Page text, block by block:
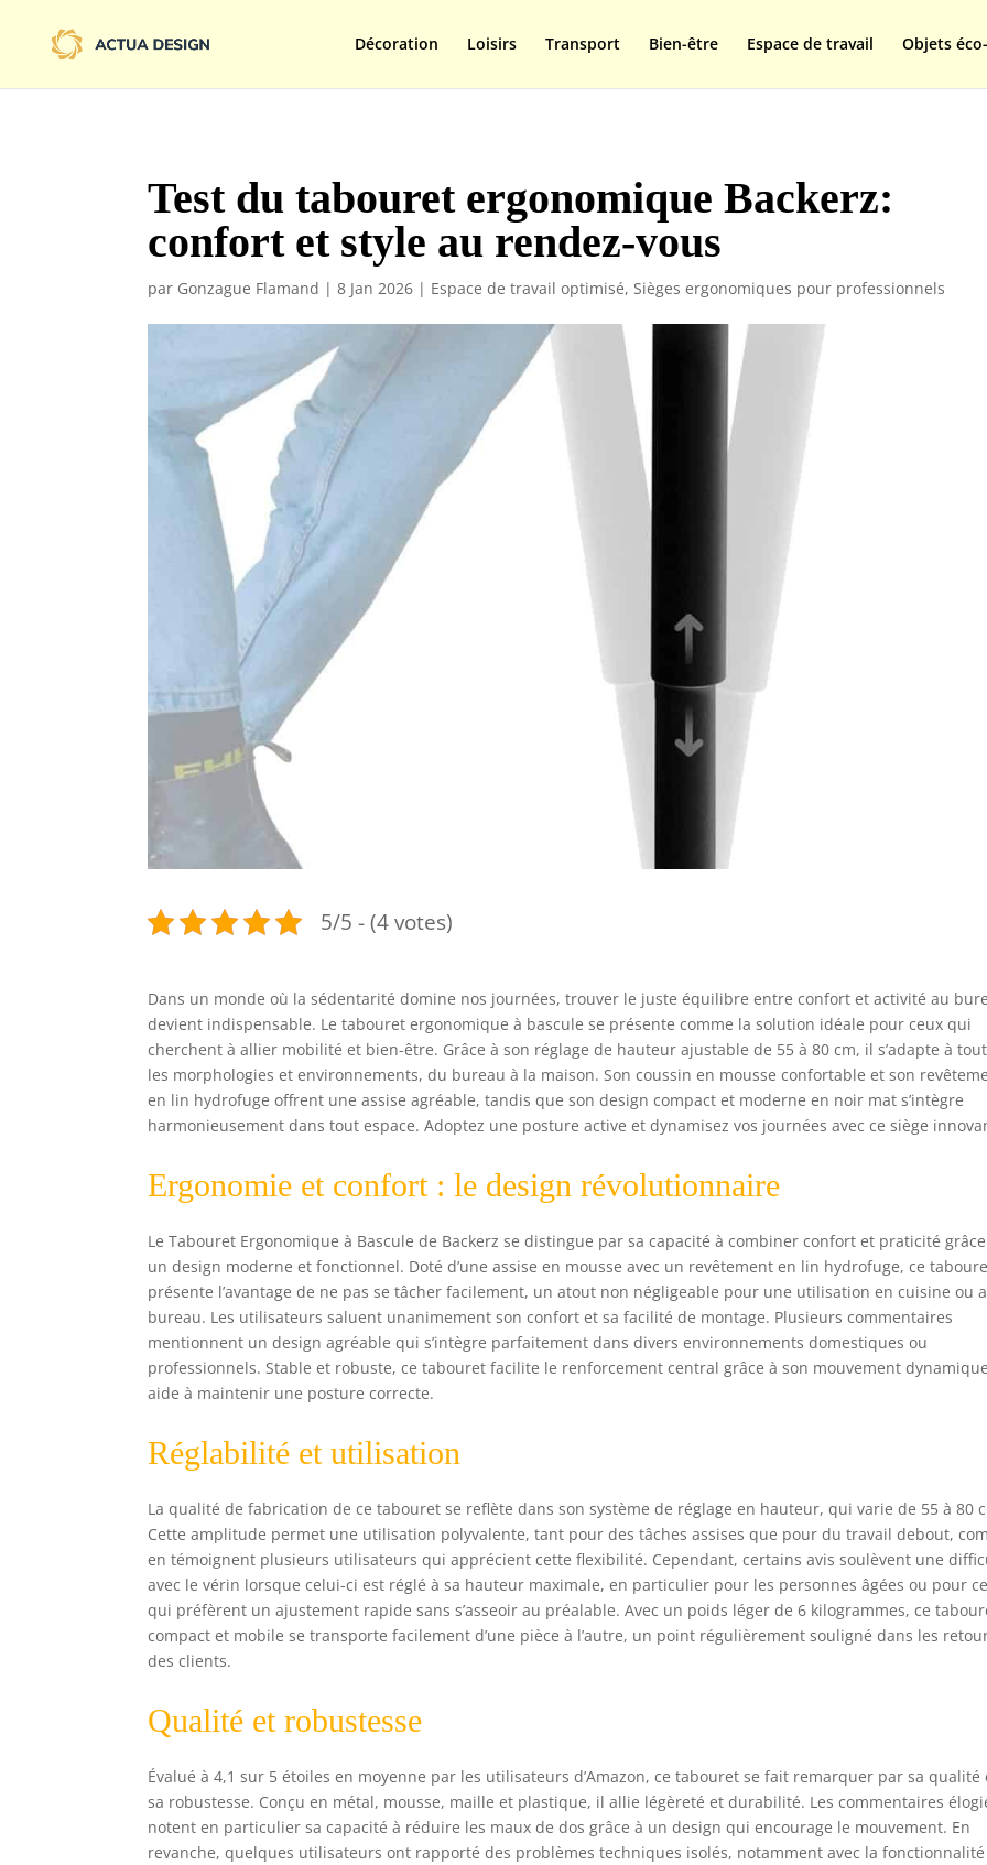
Décoration
Loisirs Transport Bien-être Espace de travail Objets
Test du tabouret ergonomique Backerz:
confort et style au rendez-vous
par Gonzague Flamand |8 Jan 2026 | Espace de travail optimisé,Sièges ergonomiques pour professionnels
5/5 - (4 votes)
Dans un monde où la sédentarité domine nos journées, trouver le juste équilibre entre confort et activité au
devient indispensable. Le tabouret ergonomique à bascule se présente comme la solution idéale pour ceux qui
cherchent à allier mobilité et bien-être. Grâce à son réglage de hauteur ajustable de 55 à 80 cm, il s’adapte à
les morphologies et environnements, du bureau à la maison. Son coussin en mousse confortable et son
en lin hydrofuge offrent une assise agréable, tandis que son design compact et moderne en noir mat s’intègre
harmonieusement dans tout espace. Adoptez une posture active et dynamisez vos journées avec ce siège
Ergonomie et confort : le design révolutionnaire
Le Tabouret Ergonomique à Bascule de Backerz se distingue par sa capacité à combiner confort et praticité
un design moderne et fonctionnel. Doté d’une assise en mousse avec un revêtement en lin hydrofuge, ce
présente l’avantage de ne pas se tâcher facilement, un atout non négligeable pour une utilisation en cuisine ou
bureau. Les utilisateurs saluent unanimement son confort et sa facilité de montage. Plusieurs commentaires
mentionnent un design agréable qui s’intègre parfaitement dans divers environnements domestiques ou
professionnels. Stable et robuste, ce tabouret facilite le renforcement central grâce à son mouvement
aide à maintenir une posture correcte.
Réglabilité et utilisation
La qualité de fabrication de ce tabouret se reflète dans son système de réglage en hauteur, qui varie de 55 à 80
Cette amplitude permet une utilisation polyvalente, tant pour des tâches assises que pour du travail debout,
en témoignent plusieurs utilisateurs qui apprécient cette flexibilité. Cependant, certains avis soulèvent une
avec le vérin lorsque celui-ci est réglé à sa hauteur maximale, en particulier pour les personnes âgées ou pour
qui préfèrent un ajustement rapide sans s’asseoir au préalable. Avec un poids léger de 6 kilogrammes, ce
compact et mobile se transporte facilement d’une pièce à l’autre, un point régulièrement souligné dans les
des clients.
Qualité et robustesse
Évalué à 4,1 sur 5 étoiles en moyenne par les utilisateurs d’Amazon, ce tabouret se fait remarquer par sa qualité
sa robustesse. Conçu en métal, mousse, maille et plastique, il allie légèreté et durabilité. Les commentaires
notent en particulier sa capacité à réduire les maux de dos grâce à un design qui encourage le mouvement. En
revanche, quelques utilisateurs ont rapporté des problèmes techniques isolés, notamment avec la